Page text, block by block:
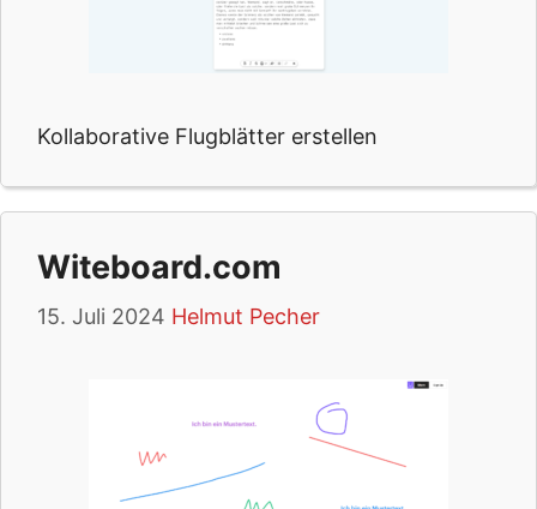
Kollaborative Flugblätter erstellen
Witeboard.com
15. Juli 2024 Helmut Pecher